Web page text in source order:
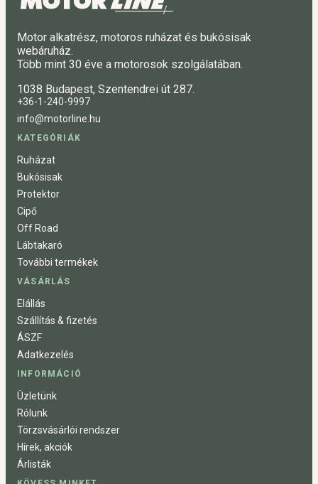
Motor alkatrész, motoros ruházat és bukósisak
webáruház.
Több mint 30 éve a motorosok szolgálatában.
1038 Budapest, Szentendrei út 287.
+36-1-240-9997
info@motorline.hu
KATEGÓRIÁK
Ruházat
Bukósisak
Protektor
Cipő
Off Road
Lábtakaró
További termékek
VÁSÁRLÁS
Elállás
Szállítás & fizetés
ÁSZF
Adatkezelés
INFORMÁCIÓ
Üzletünk
Rólunk
Törzsvásárlói rendszer
Hírek, akciók
Árlisták